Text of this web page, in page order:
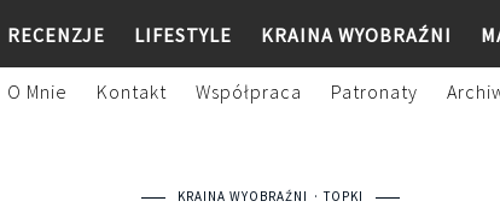
RECENZJE LIFESTYLE KRAINA WYOBRAŹNI
O Mnie Kontakt Współpraca Patronaty
KRAINA WYOBRAŹNI TOPKI